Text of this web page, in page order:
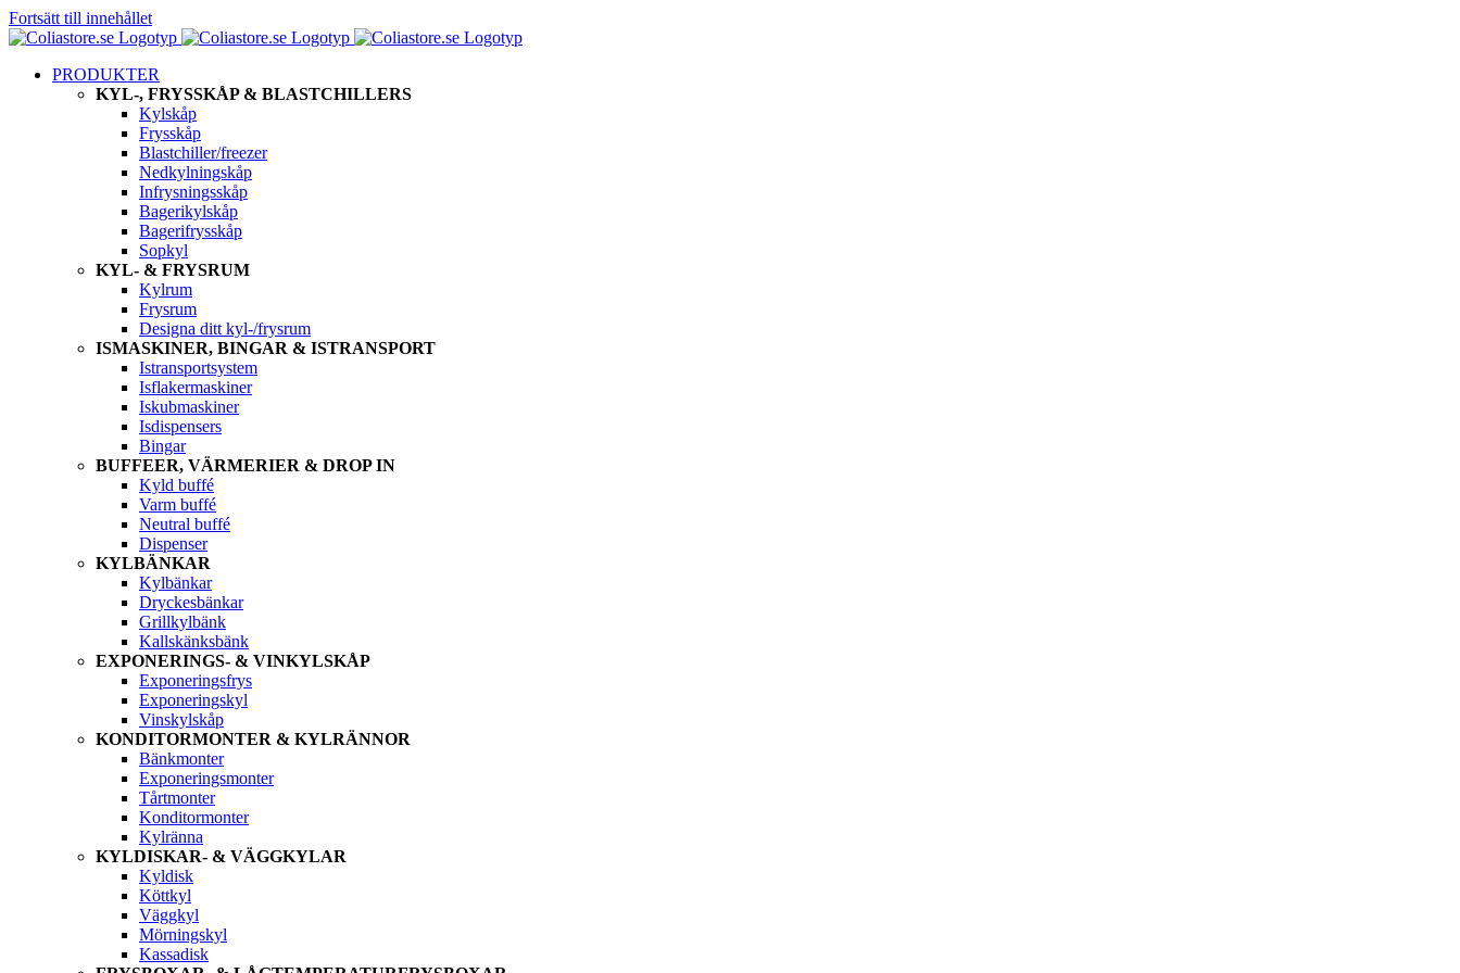
Fortsätt till innehållet
PRODUKTER
KYL-, FRYSSKÅP & BLASTCHILLERS
Kylskåp
Frysskåp
Blastchiller/freezer
Nedkylningskåp
Infrysningsskåp
Bagerikylskåp
Bagerifrysskåp
Sopkyl
KYL- & FRYSRUM
Kylrum
Frysrum
Designa ditt kyl-/frysrum
ISMASKINER, BINGAR & ISTRANSPORT
Istransportsystem
Isflakermaskiner
Iskubmaskiner
Isdispensers
Bingar
BUFFEER, VÄRMERIER & DROP IN
Kyld buffé
Varm buffé
Neutral buffé
Dispenser
KYLBÄNKAR
Kylbänkar
Dryckesbänkar
Grillkylbänk
Kallskänksbänk
EXPONERINGS- & VINKYLSKÅP
Exponeringsfrys
Exponeringskyl
Vinskylskåp
KONDITORMONTER & KYLRÄNNOR
Bänkmonter
Exponeringsmonter
Tårtmonter
Konditormonter
Kylränna
KYLDISKAR- & VÄGGKYLAR
Kyldisk
Köttkyl
Väggkyl
Mörningskyl
Kassadisk